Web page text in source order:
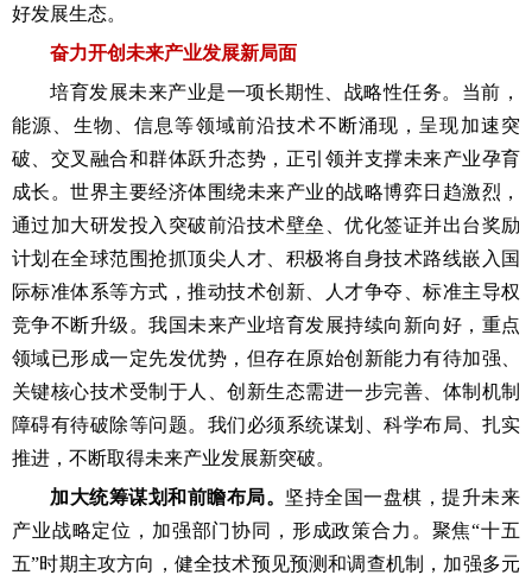
好发展生态。
奋力开创未来产业发展新局面
培育发展未来产业是一项长期性、战略性任务。当前，
能源、生物、信息等领域前沿技术不断涌现，呈现加速突
破、交叉融合和群体跃升态势，正引领并支撑未来产业孕育
成长。世界主要经济体围绕未来产业的战略博弈日趋激烈，
通过加大研发投入突破前沿技术壁垒、优化签证并出台奖励
计划在全球范围抢抓顶尖人才、积极将自身技术路线嵌入国
际标准体系等方式，推动技术创新、人才争夺、标准主导权
竞争不断升级。我国未来产业培育发展持续向新向好，重点
领域已形成一定先发优势，但存在原始创新能力有待加强、
关键核心技术受制于人、创新生态需进一步完善、体制机制
障碍有待破除等问题。我们必须系统谋划、科学布局、扎实
推进，不断取得未来产业发展新突破。
加大统筹谋划和前瞻布局。 坚持全国一盘棋，提升未来
产业战略定位，加强部门协同，形成政策合力。聚焦“十五
五”时期主攻方向，健全技术预见预测和调查机制，加强多元